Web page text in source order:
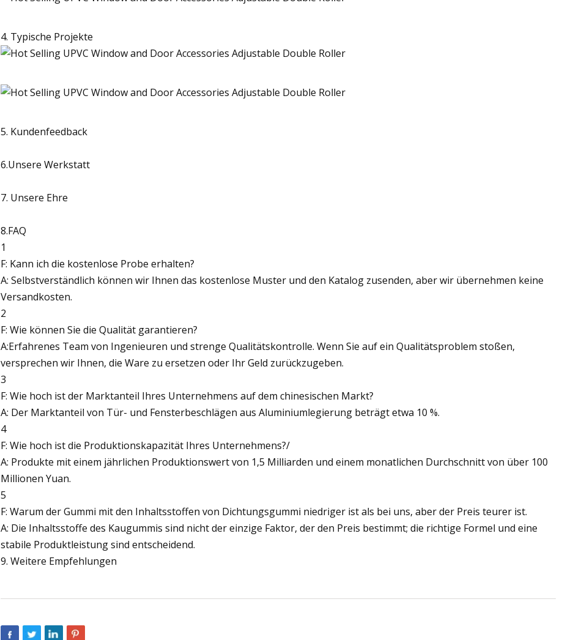
4. Typische Projekte
5. Kundenfeedback
6.Unsere Werkstatt
7. Unsere Ehre
8.FAQ
1
F: Kann ich die kostenlose Probe erhalten?
A: Selbstverständlich können wir Ihnen das kostenlose Muster und den Katalog zusenden, aber wir übernehmen keine
Versandkosten.
2
F: Wie können Sie die Qualität garantieren?
A:Erfahrenes Team von Ingenieuren und strenge Qualitätskontrolle. Wenn Sie auf ein Qualitätsproblem stoßen,
versprechen wir Ihnen, die Ware zu ersetzen oder Ihr Geld zurückzugeben.
3
F: Wie hoch ist der Marktanteil Ihres Unternehmens auf dem chinesischen Markt?
A: Der Marktanteil von Tür- und Fensterbeschlägen aus Aluminiumlegierung beträgt etwa 10 %.
4
F: Wie hoch ist die Produktionskapazität Ihres Unternehmens?/
A: Produkte mit einem jährlichen Produktionswert von 1,5 Milliarden und einem monatlichen Durchschnitt von über 100
Millionen Yuan.
5
F: Warum der Gummi mit den Inhaltsstoffen von Dichtungsgummi niedriger ist als bei uns, aber der Preis teurer ist.
A: Die Inhaltsstoffe des Kaugummis sind nicht der einzige Faktor, der den Preis bestimmt; die richtige Formel und eine
stabile Produktleistung sind entscheidend.
9. Weitere Empfehlungen